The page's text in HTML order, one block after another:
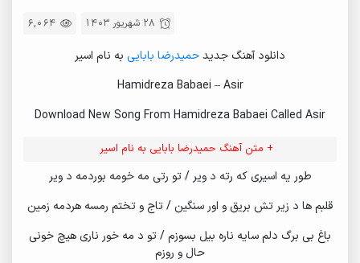
6,064 28 شهریور 1403
دانلود آهنگ جدیدحمیدرضا بابایی به نام اسیر
Hamidreza Babaei – Asir
Download New Song From Hamidreza Babaei Called Asir
+ متن آهنگ حمیدرضا بابایی به نام اسیر
طور یه اسیری که رته د ویر / تو رتی مه خومه بوردمه د ویر
قلبم ها د زیر تش بریق و اور سنگین / تاج و تختم رمسه هردمه زمین
باغ بی برگ دلم سایه ناره بیل بسوزم / تو د مه خور ناری هیچ خونی
حال و روزم